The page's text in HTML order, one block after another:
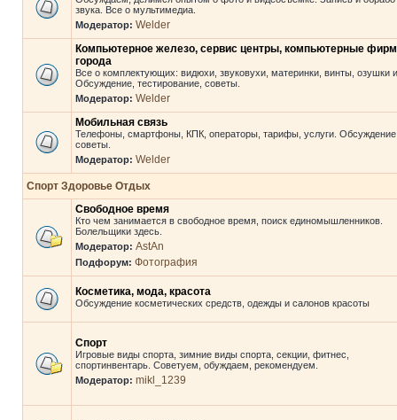
звука. Все о мультимедиа.
Модератор: Welder
Компьютерное железо, сервис центры, компьютерные
города
Все о комплектующих: видюхи, звуковухи, материнки, винты, озушки
Обсуждение, тестирование, советы.
Модератор: Welder
Мобильная связь
Телефоны, смартфоны, КПК, операторы, тарифы, услуги.
советы.
Модератор: Welder
Спорт Здоровье Отдых
Свободное время
Кто чем занимается в свободное время, поиск единомышленников.
Болельщики здесь.
Модератор: AstAn
Подфорум: Фотография
Косметика, мода, красота
Обсуждение косметических средств, одежды и салонов красоты
Спорт
Игровые виды спорта, зимние виды спорта, секции, фитнес,
спортинвентарь. Советуем, обуждаем, рекомендуем.
Модератор: mikl_1239